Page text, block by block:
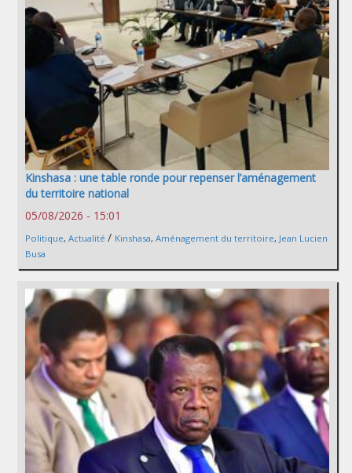
Kinshasa : une table ronde pour repenser l’aménagement
du territoire national
05/08/2026 - 15:01
Politique, Actualité / Kinshasa, Aménagement du territoire, Jean Lucien
Busa